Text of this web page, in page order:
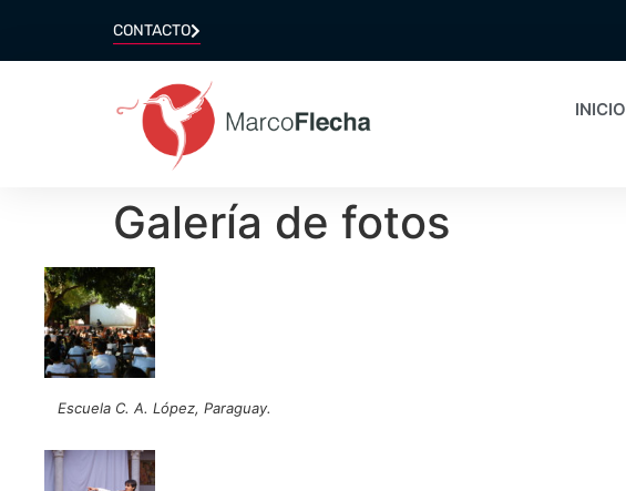
CONTACTO
INICIO
Galería de fotos
Escuela C. A. López, Paraguay.